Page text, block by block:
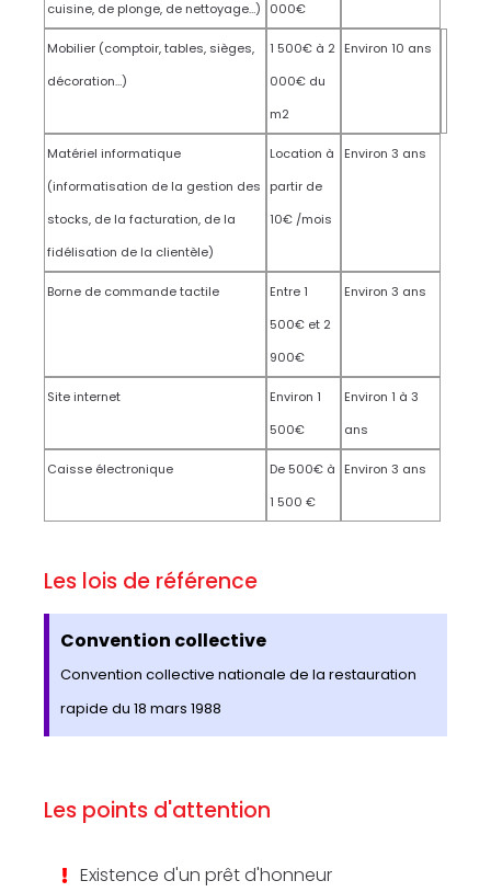
cuisine, de plonge, de nettoyage…) 000€
Mobilier (comptoir, tables, sièges,
décoration…)
1 500€ à 2
000€ du
m2
Environ 10 ans
Matériel informatique
(informatisation de la gestion des
stocks, de la facturation, de la
fidélisation de la clientèle)
Location à
partir de
10€ /mois
Environ 3 ans
Borne de commande tactile
Entre 1
500€ et 2
900€
Environ 3 ans
Site internet
Environ 1
500€
Environ 1 à 3
ans
Caisse électronique
De 500€ à
1 500 €
Environ 3 ans
Les lois de référence
Convention collective
Convention collective nationale de la restauration
rapide du 18 mars 1988
Les points d'attention
Existence d'un prêt d'honneur